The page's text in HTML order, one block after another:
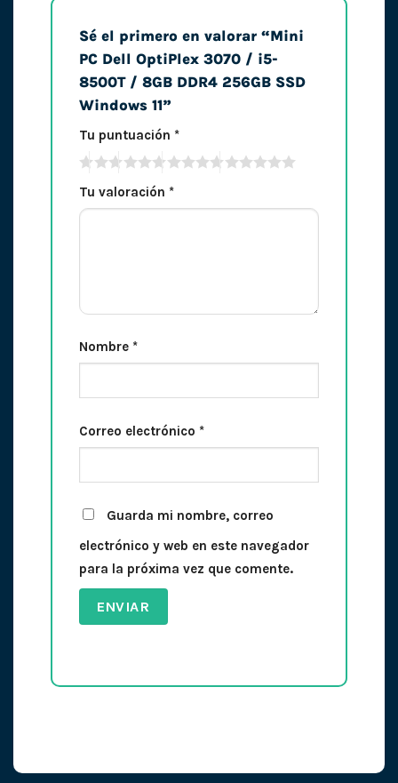
Sé el primero en valorar “Mini
PC Dell OptiPlex 3070 / i5-
8500T / 8GB DDR4 256GB SSD
Windows 11”
Tu puntuación *
Tu valoración *
Nombre *
Correo electrónico *
Guarda mi nombre, correo
electrónico y web en este navegador
para la próxima vez que comente.